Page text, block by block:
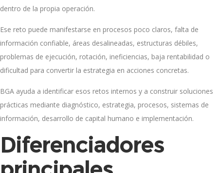
dentro de la propia operación.
Ese reto puede manifestarse en procesos poco claros, falta de
información confiable, áreas desalineadas, estructuras débiles,
problemas de ejecución, rotación, ineficiencias, baja rentabilidad o
dificultad para convertir la estrategia en acciones concretas.
BGA ayuda a identificar esos retos internos y a construir soluciones
prácticas mediante diagnóstico, estrategia, procesos, sistemas de
información, desarrollo de capital humano e implementación.
Diferenciadores